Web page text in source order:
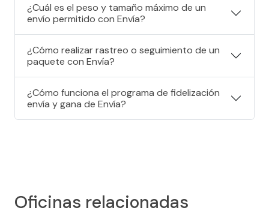
¿Cuál es el peso y tamaño máximo de un
envío permitido con Envía?
¿Cómo realizar rastreo o seguimiento de un
paquete con Envía?
¿Cómo funciona el programa de fidelización
envía y gana de Envía?
Oficinas relacionadas